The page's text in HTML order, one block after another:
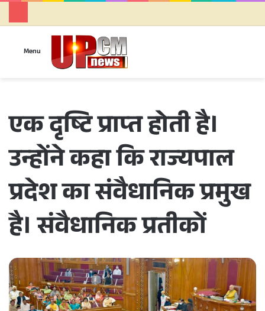
Menu
एक दृष्टि प्राप्त होती है।
उन्होंने कहा कि राज्यपाल
प्रदेश का संवैधानिक प्रमुख
है। संवैधानिक प्रतीकों